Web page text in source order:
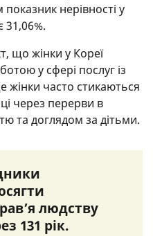
нерівності у
31,06%.
що жінки у Кореї
у сфері послуг із
часто стикаються
через перерви в
та доглядом за дітьми.
людству
131 рік.